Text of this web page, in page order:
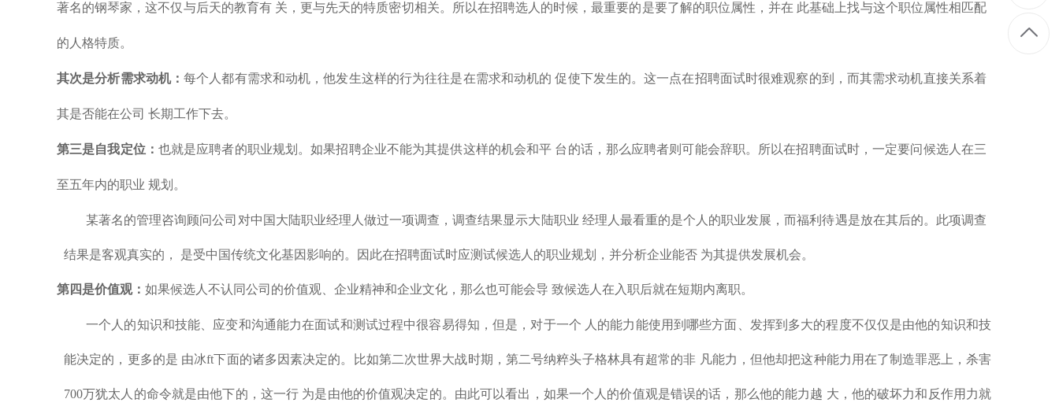
著名的钢琴家，这不仅与后天的教育有 关，更与先天的特质密切相关。所以在招聘选人的时候，最重要的是要了解的职位属性，并在 此基础上找与这个职位属性相匹配
的人格特质。
其次是分析需求动机：每个人都有需求和动机，他发生这样的行为往往是在需求和动机的 促使下发生的。这一点在招聘面试时很难观察的到，而其需求动机直接关系着
其是否能在公司 长期工作下去。
第三是自我定位： 也就是应聘者的职业规划。如果招聘企业不能为其提供这样的机会和平 台的话，那么应聘者则可能会辞职。所以在招聘面试时，一定要问候选人在三
至五年内的职业 规划。
某著名的管理咨询顾问公司对中国大陆职业经理人做过一项调查，调查结果显示大陆职业 经理人最看重的是个人的职业发展，而福利待遇是放在其后的。此项调查
结果是客观真实的， 是受中国传统文化基因影响的。因此在招聘面试时应测试候选人的职业规划，并分析企业能否 为其提供发展机会。
第四是价值观： 如果候选人不认同公司的价值观、企业精神和企业文化，那么也可能会导 致候选人在入职后就在短期内离职。
一个人的知识和技能、应变和沟通能力在面试和测试过程中很容易得知，但是，对于一个 人的能力能使用到哪些方面、发挥到多大的程度不仅仅是由他的知识和技
能决定的，更多的是 由冰ft下面的诸多因素决定的。比如第二次世界大战时期，第二号纳粹头子格林具有超常的非 凡能力，但他却把这种能力用在了制造罪恶上，杀害
700万犹太人的命令就是由他下的，这一行 为是由他的价值观决定的。由此可以看出，如果一个人的价值观是错误的话，那么他的能力越 大，他的破坏力和反作用力就